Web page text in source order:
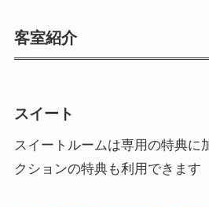
客室紹介
スイート
スイートルームは専用の特典に
クションの特典も利用できます